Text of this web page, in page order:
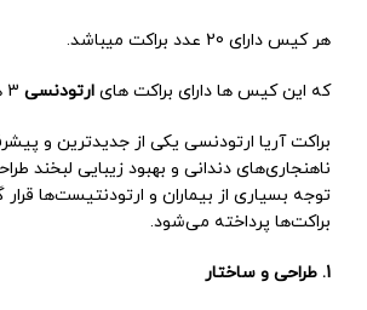
هر کیس دارای 20 عدد براکت میباشد.
که این کیس ها دارای براکت های ارتودنسی
براکت آریا ارتودنسی یکی از جدیدترین و
ناهنجاری‌های دندانی و بهبود زیبایی لبخند
توجه بسیاری از بیماران و ارتودنتیست‌ها
براکت‌ها پرداخته می‌شود.
1. طراحی و ساختار